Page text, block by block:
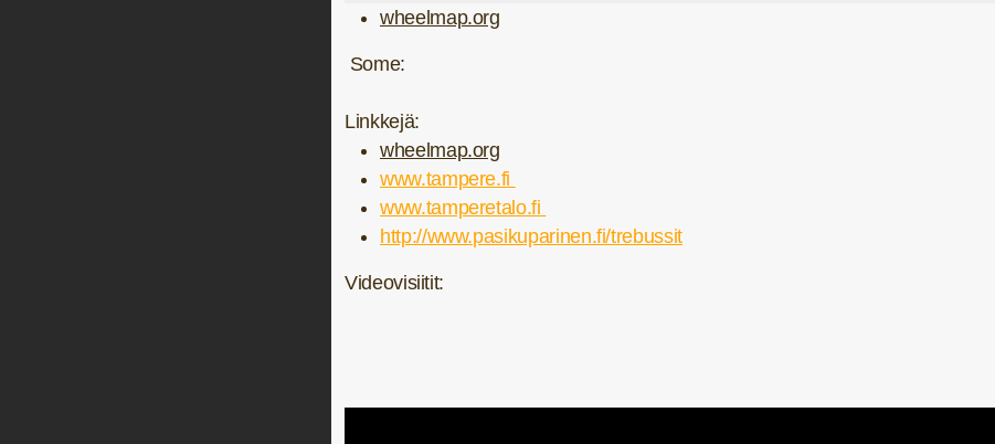
wheelmap.org
Some:
Linkkejä:
wheelmap.org
www.tampere.fi
www.tamperetalo.fi
http://www.pasikuparinen.fi/trebussit
Videovisiitit: